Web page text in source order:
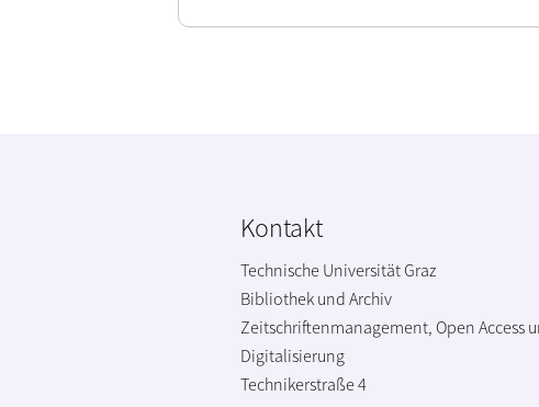
Kontakt
Technische Universität Graz
Bibliothek und Archiv
Zeitschriftenmanagement, Open Access
Digitalisierung
Technikerstraße 4